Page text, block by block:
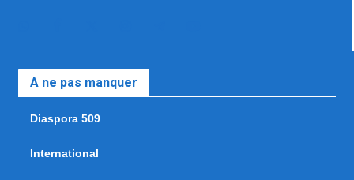
A ne pas manquer
Diaspora 509
International